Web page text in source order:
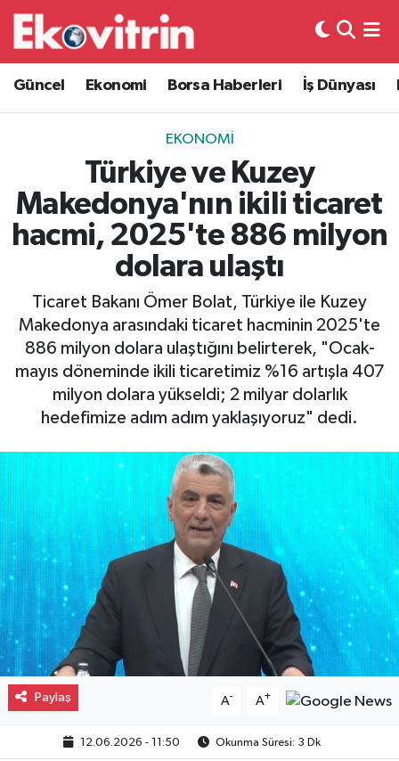
Güncel Ekonomi Borsa Haberleri İş Dünyası
EKONOMI
Türkiye ve Kuzey
Makedonya'nın ikili ticaret
hacmi, 2025'te 886 milyon
dolara ulaştı
Ticaret Bakanı Ömer Bolat, Türkiye ile Kuzey
Makedonya arasındaki ticaret hacminin 2025'te
886 milyon dolara ulaştığını belirterek, "Ocak-
mayıs döneminde ikili ticaretimiz %16 artışla 407
milyon dolara yükseldi; 2 milyar dolarlık
hedefimize adım adım yaklaşıyoruz" dedi.
Paylaş A- A+
12.06.2026 - 11:50 Okunma Süresi: 3 Dk
Güncel
Ekonomi
Borsa Haberleri
İş Dünyası
Lojistik
Otovitrin
Asayiş
Magazin
Spor
Hava Durumu
Trafik Durumu
Süper Lig Puan Durumu ve Fikstür
Tüm Manşetler
Son Dakika Haberleri
Haber Arşivi